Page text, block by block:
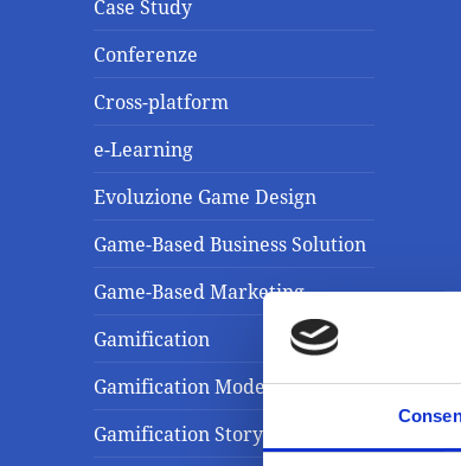
Case Study
Conferenze
Cross-platform
e-Learning
Evoluzione Game Design
Game-Based Business Solution
Game-Based Marketing
Gamification
Gamification Model
Gamification Storytelling